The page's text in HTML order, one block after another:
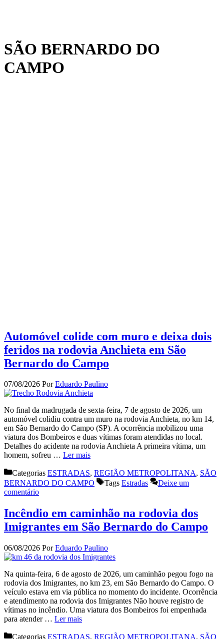
SÃO BERNARDO DO
CAMPO
Automóvel colide com muro e deixa dois
feridos na rodovia Anchieta em São
Bernardo do Campo
07/08/2026 PorEduardo Paulino
No final da madrugada de sexta-feira, 7 de agosto de 2026, um
automóvel colidiu contra um muro na rodovia Anchieta, no km 14,
em São Bernardo do Campo (SP). A ocorrência mobilizou uma
viatura dos Bombeiros e duas vítimas foram atendidas no local.
Detalhes do acidente na rodovia Anchieta A primeira vítima, um
homem, sofreu … Ler mais
Categorias ESTRADAS, REGIÃO METROPOLITANA, SÃO
BERNARDO DO CAMPO
Tags Estradas
Deixe um
comentário
Incêndio em caminhão na rodovia dos
Imigrantes em São Bernardo do Campo
06/08/2026 PorEduardo Paulino
Na quinta-feira, 6 de agosto de 2026, um caminhão pegou fogo na
rodovia dos Imigrantes, no km 23, em São Bernardo do Campo. O
veículo estava em via pública no momento do incidente. Ocorrência
e atendimento na rodovia dos Imigrantes Não houve registro de
vítimas no incêndio. Uma viatura dos Bombeiros foi empenhada
para atender … Ler mais
Categorias ESTRADAS, REGIÃO METROPOLITANA, SÃO